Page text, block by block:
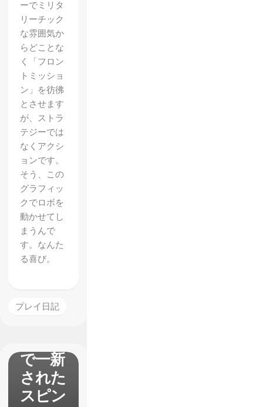
ーでミリタ
リーチック
な雰囲気か
らどことな
く「フロン
トミッショ
ン」を彷彿
とさせます
が、ストラ
テジーでは
なくアクシ
ョンです。
そう、この
グラフィッ
クでロボを
動かせてし
まうんで
す。なんた
る喜び。
プレイ日記
【Shov
el
Knight
】
『Spec
ter of
Torme
nt』レ
ビュ
ー 大
鎌で斬
り抜け
で一新
された
スピン